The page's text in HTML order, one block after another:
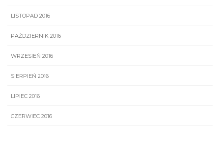
LISTOPAD 2016
PAŹDZIERNIK 2016
WRZESIEŃ 2016
SIERPIEŃ 2016
LIPIEC 2016
CZERWIEC 2016